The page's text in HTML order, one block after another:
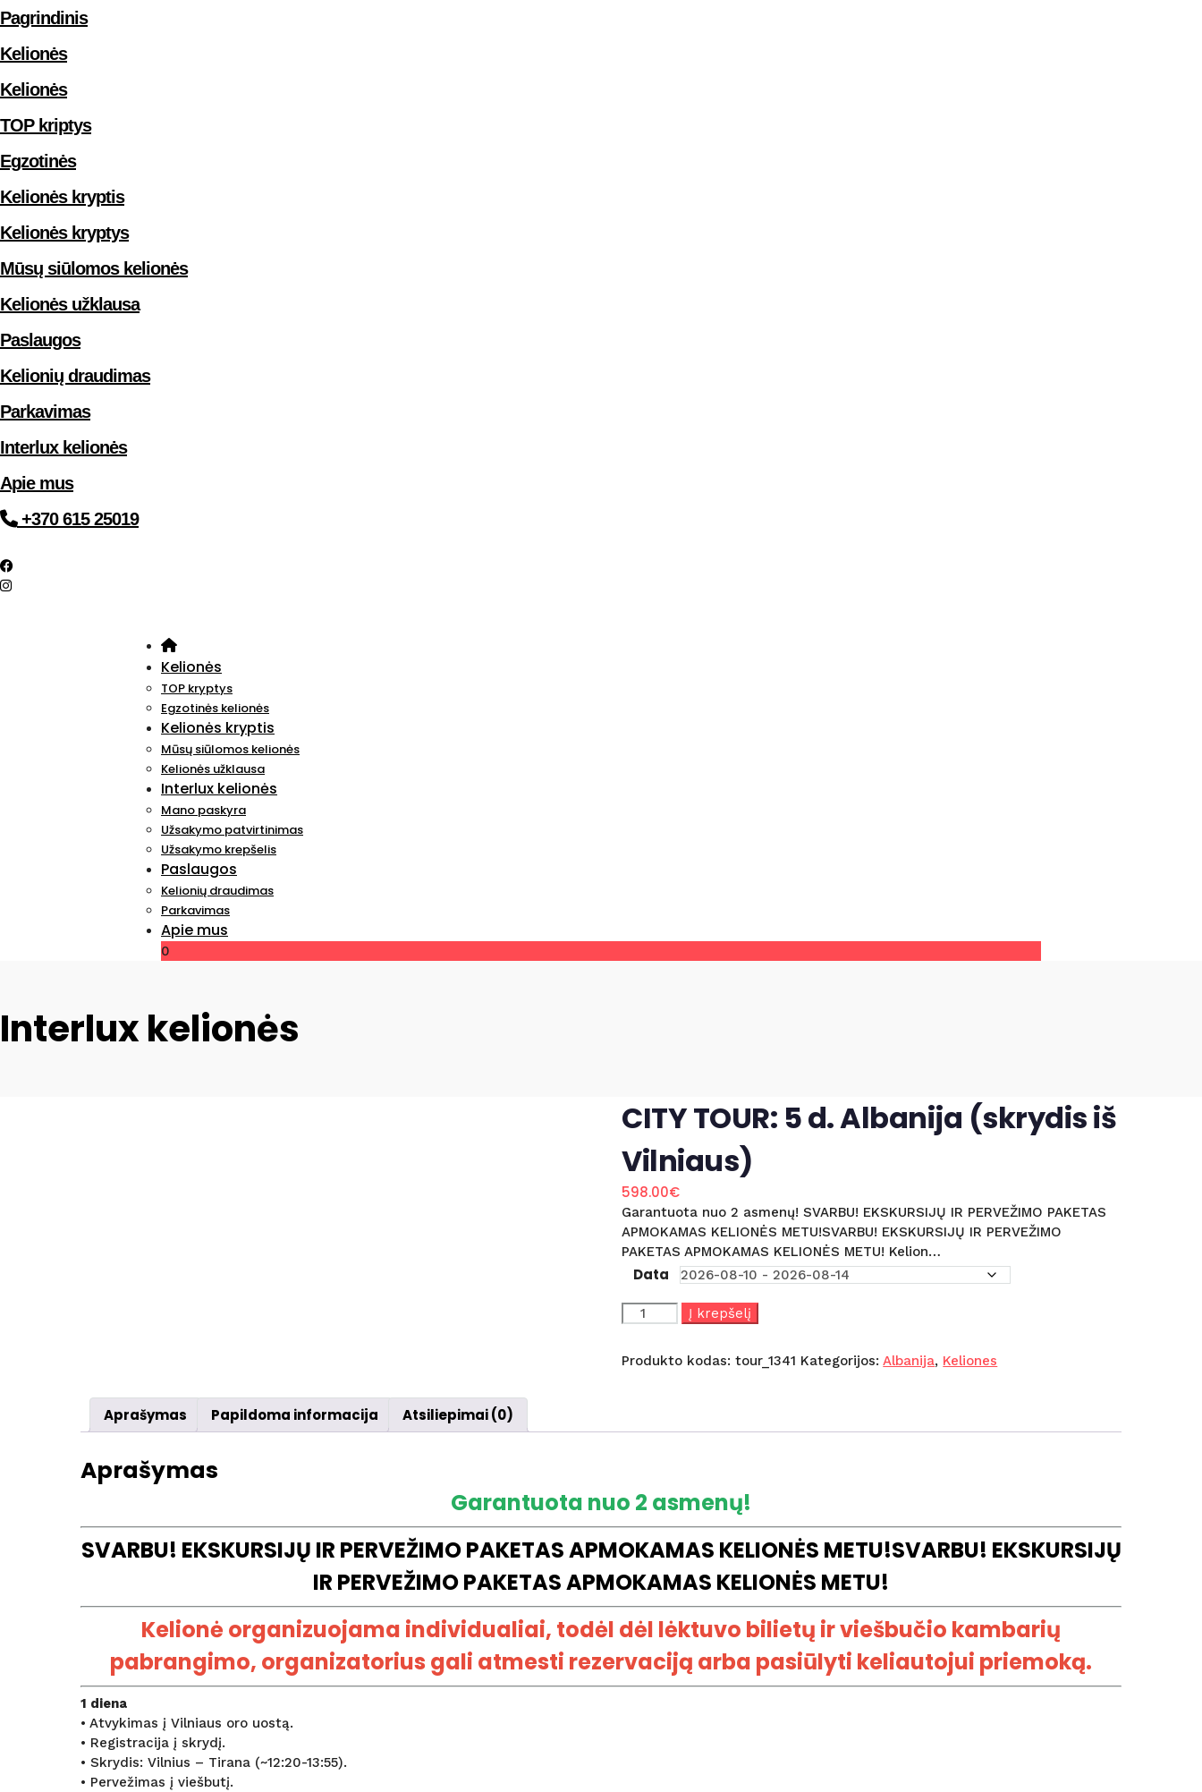
Pagrindinis
Kelionės
Kelionės
TOP kriptys
Egzotinės
Kelionės kryptis
Kelionės kryptys
Mūsų siūlomos kelionės
Kelionės užklausa
Paslaugos
Kelionių draudimas
Parkavimas
Interlux kelionės
Apie mus
+370 615 25019
Kelionės
TOP kryptys
Egzotinės kelionės
Kelionės kryptis
Mūsų siūlomos kelionės
Kelionės užklausa
Interlux kelionės
Mano paskyra
Užsakymo patvirtinimas
Užsakymo krepšelis
Paslaugos
Kelionių draudimas
Parkavimas
Apie mus
0
Interlux kelionės
CITY TOUR: 5 d. Albanija (skrydis iš
Vilniaus)
598.00€
Garantuota nuo 2 asmenų! SVARBU! EKSKURSIJŲ IR PERVEŽIMO PAKETAS
APMOKAMAS KELIONĖS METU!SVARBU! EKSKURSIJŲ IR PERVEŽIMO
PAKETAS APMOKAMAS KELIONĖS METU! Kelion…
Data
produkto
TOUR:
Albanija
Į krepšelį
Produkto kodas:tour_1341 Kategorijos:Albanija, Keliones
Aprašymas Papildoma informacija Atsiliepimai (0)
Aprašymas
Garantuota nuo 2 asmenų!
SVARBU! EKSKURSIJŲ IR PERVEŽIMO PAKETAS APMOKAMAS KELIONĖS METU!SVARBU! EKSKURSIJŲ
IR PERVEŽIMO PAKETAS APMOKAMAS KELIONĖS METU!
Kelionė organizuojama individualiai, todėl dėl lėktuvo bilietų ir viešbučio kambarių
pabrangimo, organizatorius gali atmesti rezervaciją arba pasiūlyti keliautojui priemoką.
1 diena
• Atvykimas į Vilniaus oro uostą.
• Registracija į skrydį.
• Skrydis: Vilnius – Tirana (~12:20-13:55).
• Pervežimas į viešbutį.